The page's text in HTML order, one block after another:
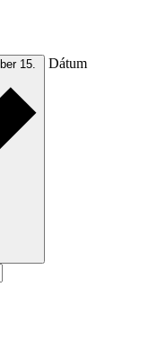
15. Dátum